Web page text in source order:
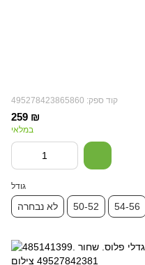
קוד ספק: 495278423865860
259 ₪
במלאי
גודל
לא נבחרה 50-52 54-56